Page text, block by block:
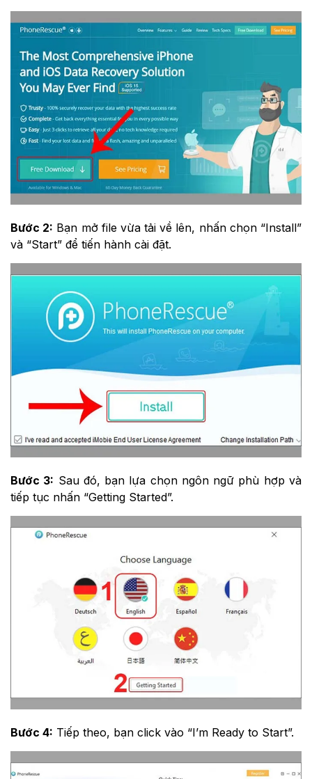
Bước 2: Bạn mở file vừa tải về lên, nhấn chọn “Install”
và “Start” để tiến hành cài đặt.
Bước 3: Sau đó, bạn lựa chọn ngôn ngữ phù hợp và
tiếp tục nhấn “Getting Started”.
Bước 4: Tiếp theo, bạn click vào “I’m Ready to Start”.